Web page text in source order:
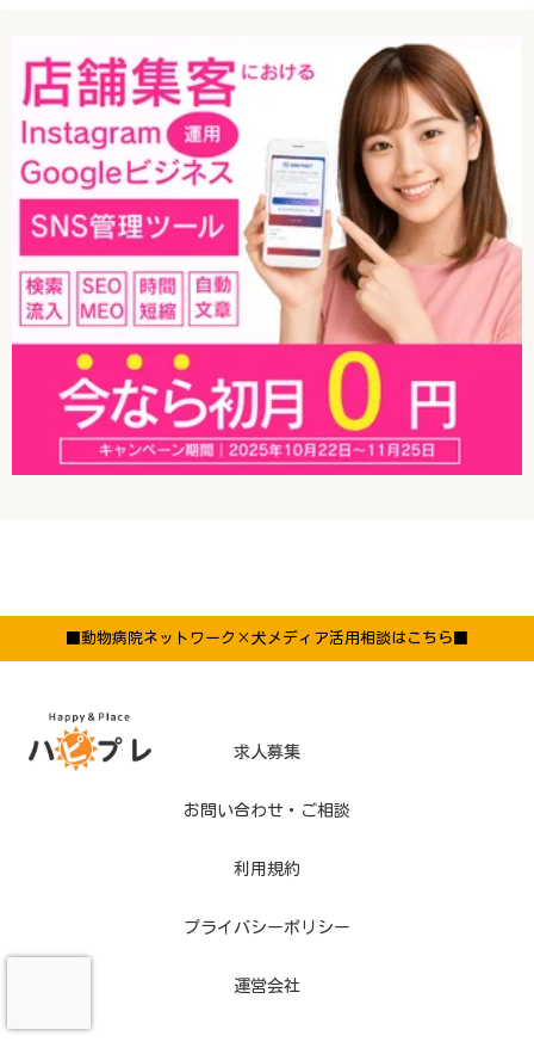
■動物病院ネットワーク×犬メディア活用相談はこちら■
求人募集
お問い合わせ・ご相談
利用規約
プライバシーポリシー
運営会社